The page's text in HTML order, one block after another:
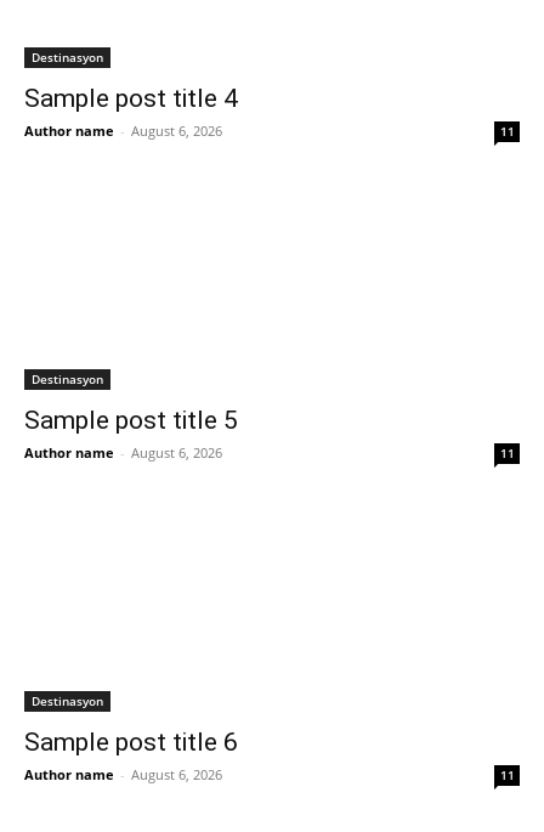
Destinasyon
Sample post title 4
Author name - August 6, 2026 11
Destinasyon
Sample post title 5
Author name - August 6, 2026 11
Destinasyon
Sample post title 6
Author name - August 6, 2026 11